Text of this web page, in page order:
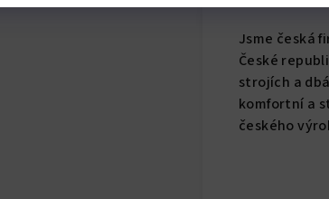
Jsme česká
České
strojích a
komfortní a
českého